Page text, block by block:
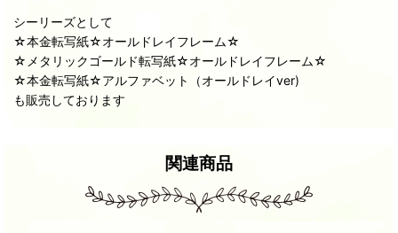
シーリーズとして
☆本金転写紙☆オールドレイフレーム☆
☆メタリックゴールド転写紙☆オールドレイフレーム☆
☆本金転写紙☆アルファベット（オールドレイver)
も販売しております
関連商品